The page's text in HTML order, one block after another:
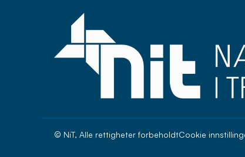
© NiT, Alle rettigheter forbeholdtCookie